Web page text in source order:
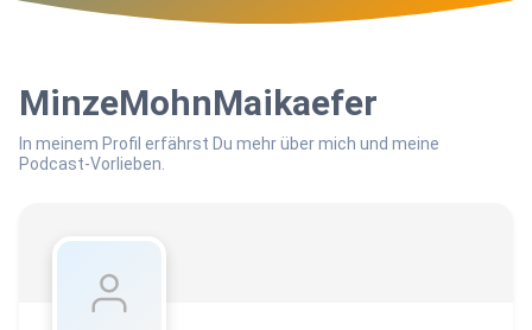
MinzeMohnMaikaefer
In meinem Profil erfährst Du mehr über mich und meine
Podcast-Vorlieben.